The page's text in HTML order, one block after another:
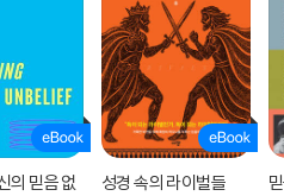
의 믿음 없
성경 속의 라이벌들